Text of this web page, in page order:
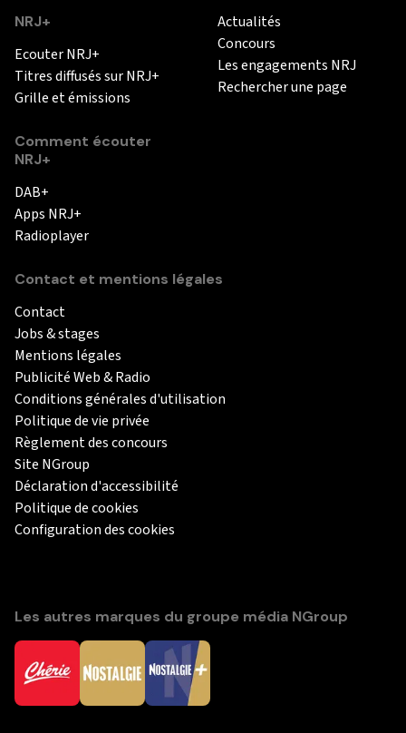
NRJ+
Ecouter NRJ+
Titres diffusés sur NRJ+
Grille et émissions
Comment écouter
NRJ+
DAB+
Apps NRJ+
Radioplayer
Actualités
Concours
Les engagements NRJ
Rechercher une page
Contact et mentions légales
Contact
Jobs & stages
Mentions légales
Publicité Web & Radio
Conditions générales d'utilisation
Politique de vie privée
Règlement des concours
Site NGroup
Déclaration d'accessibilité
Politique de cookies
Configuration des cookies
Les autres marques du groupe média NGroup